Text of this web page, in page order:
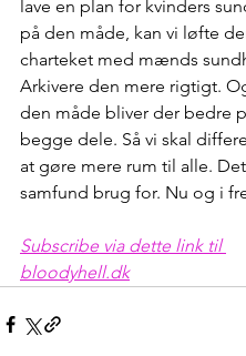
lave en plan for kvinders
på den måde, kan vi løfte
charteket med mænds
Arkivere den mere rigtigt.
den måde bliver der bedre
begge dele. Så vi skal
at gøre mere rum til alle.
samfund brug for. Nu og i
Subscribe via dette link til
bloodyhell.dk